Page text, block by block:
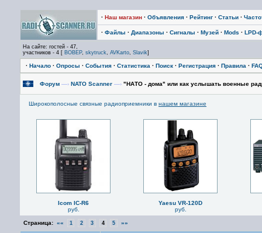
· Наш магазин · Объявления · Рейтинг · Статьи ·
· Файлы · Диапазоны · Сигналы · Музей · Mods · LPD-
На сайте: гостей - 47,
участников - 4 [ BOBEP, skytruck, AVKarto, Slavik]
· Начало · Опросы · События · Статистика · Поиск · Регистрация · Правила ·
Форум —› NATO Scanner —› "НАТО - дома" или как услышать военные
Широкополосные связные радиоприемники в нашем магазине
Icom IC-R6
руб.
Yaesu VR-120D
руб.
Страница: «« 1 2 3 4 5 »»